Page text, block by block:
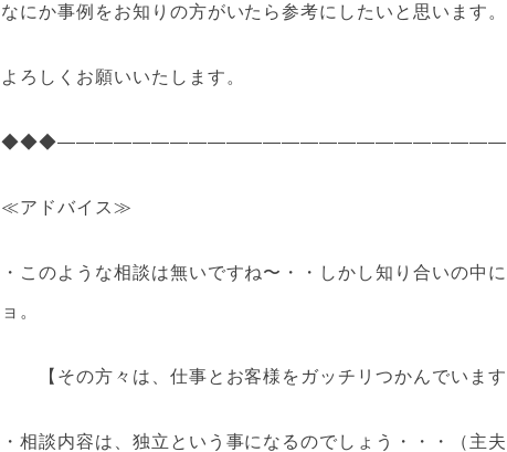
なにか事例をお知りの方がいたら参考にしたいと思います。
よろしくお願いいたします。
≪アドバイス≫
・このような相談は無いですね〜・・しかし知り合いの中
ョ。
【その方々は、仕事とお客様をガッチリつかんでいます
・相談内容は、独立という事になるのでしょう・・・（主夫